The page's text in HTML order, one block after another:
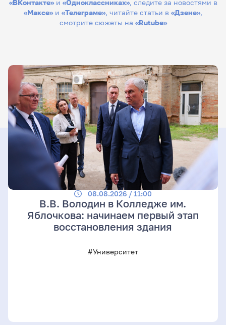
«ВКонтакте»и «Одноклассниках», следите за новостями в
«Максе» и «Телеграме», читайте статьи в «Дзене»,
смотрите сюжеты на «Rutube»
08.08.2026 / 11:00
В.В. Володин в Колледже им.
Яблочкова: начинаем первый этап
восстановления здания
#Университет